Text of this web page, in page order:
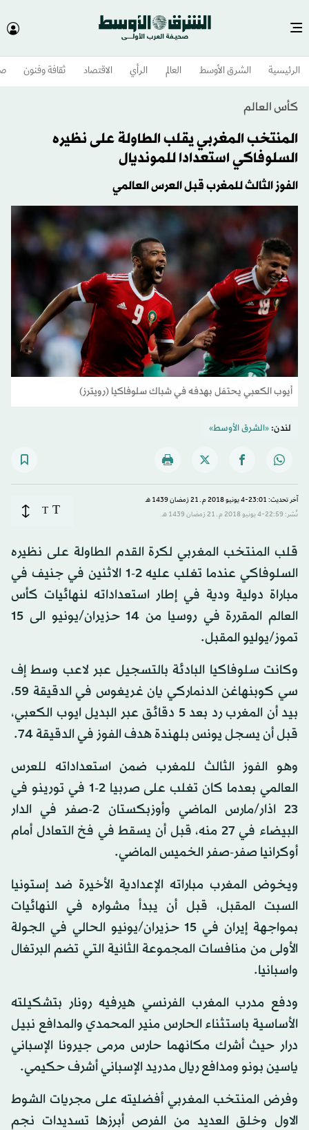
الرئيسية الشرق الأوسط​ العالم الرأي الاقتصاد ثقافة وفنون
كأس العالم
المنتخب المغربي يقلب الطاولة على نظيره
السلوفاكي استعدادا للمونديال
الفوز الثالث للمغرب قبل العرس العالمي
أيوب الكعبي يحتفل بهدفه في شباك سلوفاكيا (رويترز)
لندن:«الشرق الأوسط»
آخر تحديث: 23:01-4 يونيو 2018 م ـ 21 رَمضان 1439 هـ
نُشر: 22:59-4 يونيو 2018 م ـ 21 رَمضان 1439 هـ
T
T
قلب المنتخب المغربي لكرة القدم الطاولة على نظيره
السلوفاكي عندما تغلب عليه 2-1 الاثنين في جنيف في
مباراة دولية ودية في إطار استعداداته لنهائيات كأس
العالم المقررة في روسيا من 14 حزيران/يونيو الى 15
تموز/يوليو المقبل.
وكانت سلوفاكيا البادئة بالتسجيل عبر لاعب وسط إف
سي كوبنهاغن الدنماركي يان غريغوس في الدقيقة 59،
بيد أن المغرب رد بعد 5 دقائق عبر البديل ايوب الكعبي،
قبل أن يسجل يونس بلهندة هدف الفوز في الدقيقة 74.
وهو الفوز الثالث للمغرب ضمن استعداداته للعرس
العالمي بعدما كان تغلب على صربيا 2-1 في تورينو في
23 اذار/مارس الماضي وأوزبكستان 2-صفر في الدار
البيضاء في 27 منه، قبل أن يسقط في فخ التعادل أمام
أوكرانيا صفر-صفر الخميس الماضي.
ويخوض المغرب مباراته الإعدادية الأخيرة ضد إستونيا
السبت المقبل، قبل أن يبدأ مشواره في النهائيات
بمواجهة إيران في 15 حزيران/يونيو الحالي في الجولة
الأولى من منافسات المجموعة الثانية التي تضم البرتغال
واسبانيا.
ودفع مدرب المغرب الفرنسي هيرفيه رونار بتشكيلته
الأساسية باستثناء الحارس منير المحمدي والمدافع نبيل
درار حيث أشرك مكانهما حارس مرمى جيرونا الإسباني
ياسين بونو ومدافع ريال مدريد الإسباني أشرف حكيمي.
وفرض المنتخب المغربي أفضليته على مجريات الشوط
الاول وخلق العديد من الفرص أبرزها تسديدات نجم